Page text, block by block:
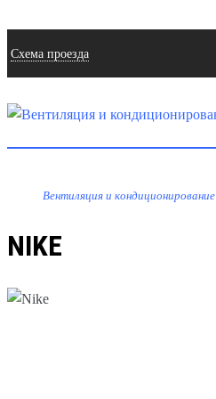
Cхема проезда
Вентиляция и кондиционирование
NIKE